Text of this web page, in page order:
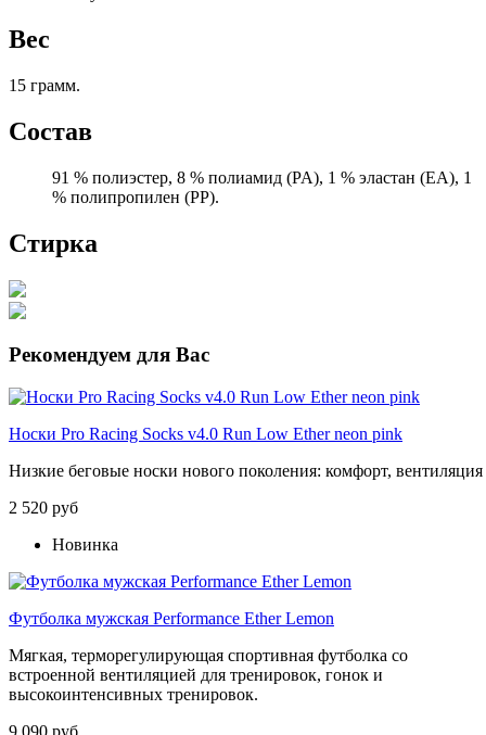
Вес
15 грамм.
Состав
91 % полиэстер, 8 % полиамид (PA), 1 % эластан (EA), 1
% полипропилен (PP).
Стирка
Рекомендуем для Вас
Носки Pro Racing Socks v4.0 Run Low Ether neon pink
Низкие беговые носки нового поколения: комфорт, вентиляция
2 520 руб
Новинка
Футболка мужская Performance Ether Lemon
Мягкая, терморегулирующая спортивная футболка со
встроенной вентиляцией для тренировок, гонок и
высокоинтенсивных тренировок.
9 090 руб